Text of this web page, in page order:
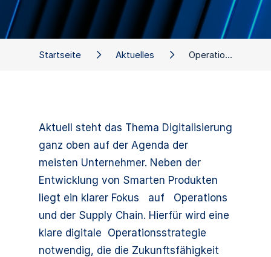
Aktuell steht das Thema Digitalisierung
ganz oben auf der Agenda der
meisten Unternehmer. Neben der
Entwicklung von Smarten Produkten
liegt ein klarer Fokus auf Operations
und der Supply Chain. Hierfür wird eine
klare digitale Operationsstrategie
notwendig, die die Zukunftsfähigkeit
Startseite Aktuelles Operations